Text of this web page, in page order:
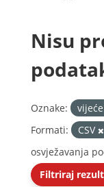
Nisu
Oznake: vijeće
Formati:
CSV
osvježavanja
Filtriraj